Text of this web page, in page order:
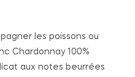
les poissons ou
Chardonnay 100%
aux notes beurrées